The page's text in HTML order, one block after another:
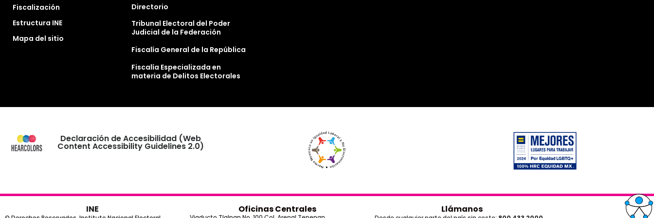
Fiscalización
Estructura INE
Mapa del sitio
Directorio
Tribunal Electoral del Poder
Judicial de la Federación
Fiscalía General de la República
Fiscalía Especializada en
materia de Delitos Electorales
Declaración de Accesibilidad (Web
Content Accessibility Guidelines 2.0)
INE Oficinas Centrales Llámanos